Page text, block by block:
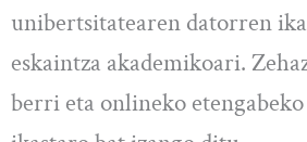
unibertsitatearen datorren
eskaintza akademikoari.
berri eta onlineko